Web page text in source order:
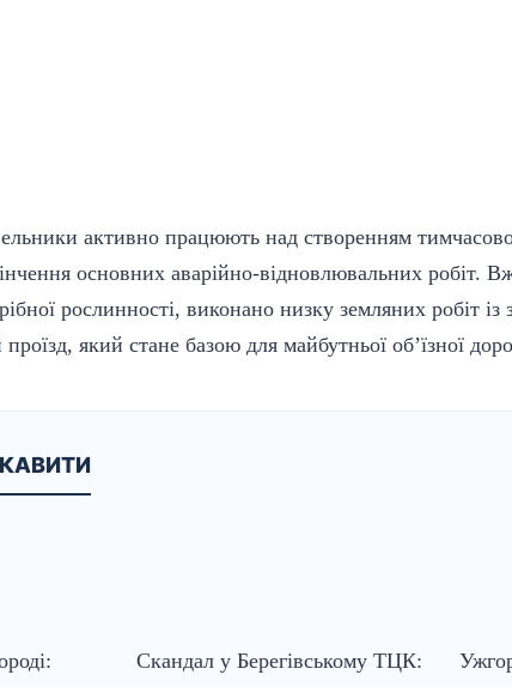
активно працюють над створенням
основних аварійно-відновлювальних робіт.
рослинності, виконано низку земляних робіт із
проїзд, який стане базою для майбутньої об’їзної
Скандал у Берегівському ТЦК: